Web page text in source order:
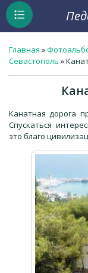
Главная »
Севастополь »
Канатная дорога
Спускаться
это благо